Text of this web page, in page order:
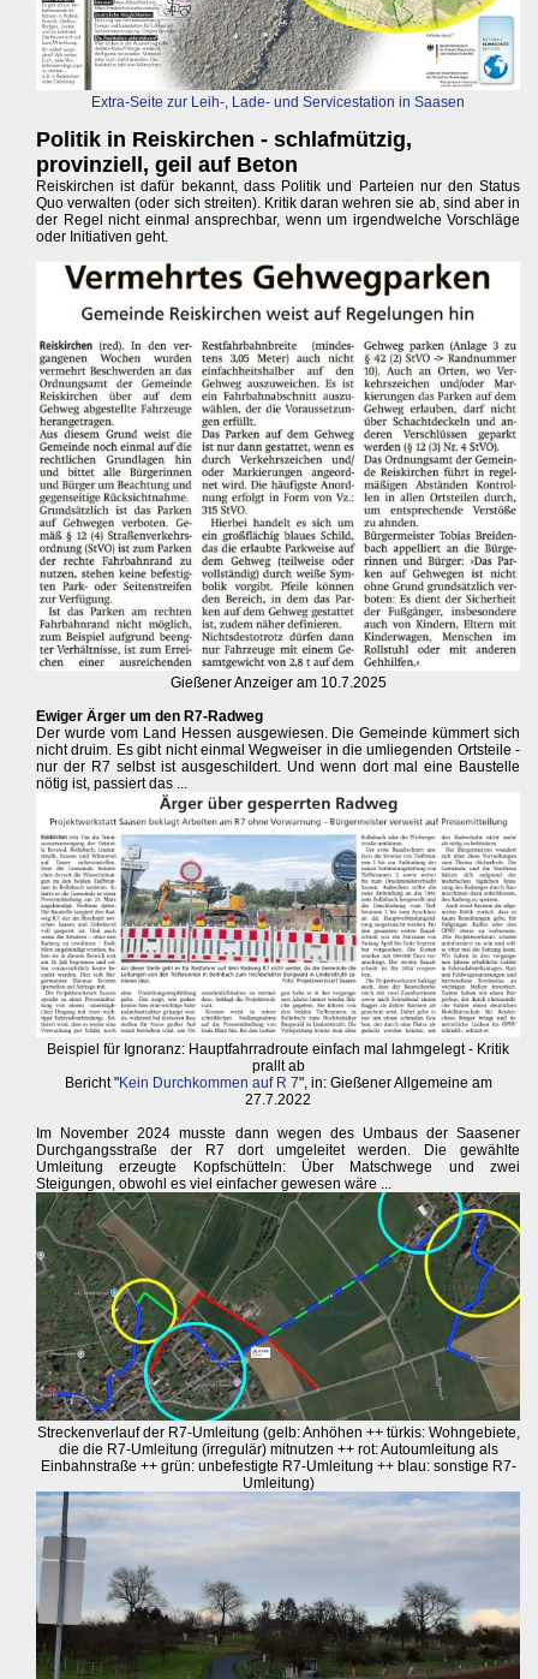
Extra-Seite zur Leih-, Lade- und Servicestation in Saasen
Politik in Reiskirchen - schlafmützig,
provinziell, geil auf Beton
Reiskirchen ist dafür bekannt, dass Politik und Parteien nur den Status
Quo verwalten (oder sich streiten). Kritik daran wehren sie ab, sind aber in
der Regel nicht einmal ansprechbar, wenn um irgendwelche Vorschläge
oder Initiativen geht.
Gießener Anzeiger am 10.7.2025
Ewiger Ärger um den R7-Radweg
Der wurde vom Land Hessen ausgewiesen. Die Gemeinde kümmert sich
nicht druim. Es gibt nicht einmal Wegweiser in die umliegenden Ortsteile -
nur der R7 selbst ist ausgeschildert. Und wenn dort mal eine Baustelle
nötig ist, passiert das ...
Beispiel für Ignoranz: Hauptfahrradroute einfach mal lahmgelegt - Kritik
prallt ab
Bericht "Kein Durchkommen auf R 7", in: Gießener Allgemeine am
27.7.2022
Im November 2024 musste dann wegen des Umbaus der Saasener
Durchgangsstraße der R7 dort umgeleitet werden. Die gewählte
Umleitung erzeugte Kopfschütteln: Über Matschwege und zwei
Steigungen, obwohl es viel einfacher gewesen wäre ...
Streckenverlauf der R7-Umleitung (gelb: Anhöhen ++ türkis: Wohngebiete,
die die R7-Umleitung (irregulär) mitnutzen ++ rot: Autoumleitung als
Einbahnstraße ++ grün: unbefestigte R7-Umleitung ++ blau: sonstige R7-
Umleitung)